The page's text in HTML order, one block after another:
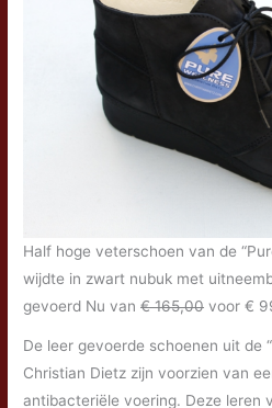
Half hoge veterschoen van de
wijdte in zwart nubuk met
gevoerd Nu van€ 165,00 voor €
De leer gevoerde schoenen uit de
Christian Dietz zijn voorzien van
antibacteriële voering. Deze leren